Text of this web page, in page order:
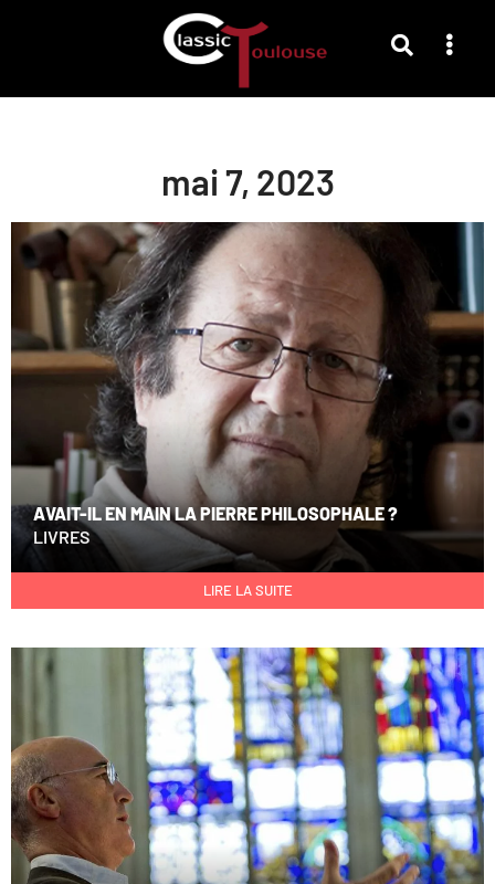
mai 7, 2023
AVAIT-IL EN MAIN LA PIERRE PHILOSOPHALE ?
LIVRES
LIRE LA SUITE